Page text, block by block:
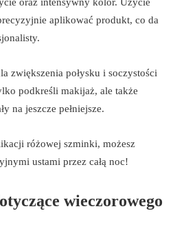
aplikować produkt, co da
zwiększenia połysku i soczystości
podkreśli makijaż, ale także
na jeszcze pełniejsze.
różowej szminki, możesz
ustami przez całą noc!
wieczorowego